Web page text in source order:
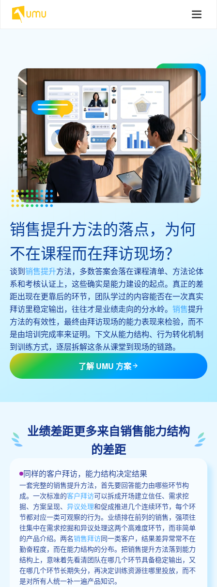
销售提升方法的落点，为何
不在课程而在拜访现场？
谈到销售提升方法，多数答案会落在课程清单、方法论体
系和考核认证上，这些确实是能力建设的起点。真正的差
距出现在更靠后的环节，团队学过的内容能否在一次真实
拜访里稳定输出，往往才是业绩走向的分水岭。 销售提升
方法的有效性，最终由拜访现场的能力表现来检验，而不
是由培训完成率来证明。下文从能力结构、行为转化机制
到训练方式，逐层拆解这条从课堂到现场的链路。
了解 UMU 方案
业绩差距更多来自销售能力结构
的差距
同样的客户拜访，能力结构决定结果
一套完整的销售提升方法，首先要回答能力由哪些环节构
成。一次标准的客户拜访可以拆成开场建立信任、需求挖
掘、方案呈现、 异议处理和促成推进几个连续环节，每个环
节都对应一类可观察的行为。业绩排在前列的销售，强项往
往集中在需求挖掘和异议处理这两个高难度环节，而非简单
的产品介绍。两名销售拜访同一类客户，结果差异常常不在
勤奋程度，而在能力结构的分布。把销售提升方法落到能力
结构上，意味着先看清团队在哪几个环节具备稳定输出，又
在哪几个环节长期失分，再决定训练资源往哪里投放，而不
是对所有人统一补一遍产品知识。